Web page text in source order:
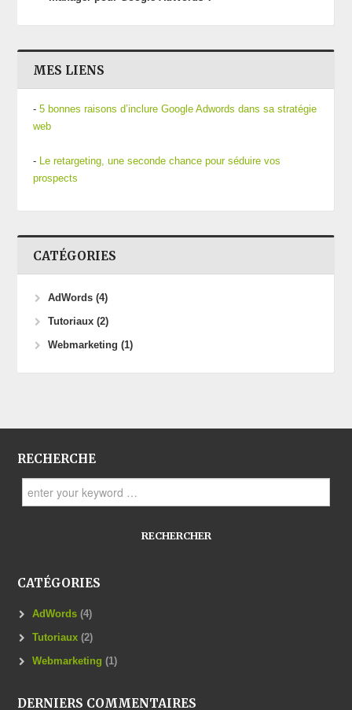
MES LIENS
-5 bonnes raisons d’inclure Google Adwords dans sa stratégie
web
-
Le retargeting, une seconde chance pour séduire vos
prospects
CATÉGORIES
AdWords (4)
Tutoriaux (2)
Webmarketing (1)
RECHERCHE
CATÉGORIES
AdWords (4)
Tutoriaux (2)
Webmarketing (1)
DERNIERS COMMENTAIRES